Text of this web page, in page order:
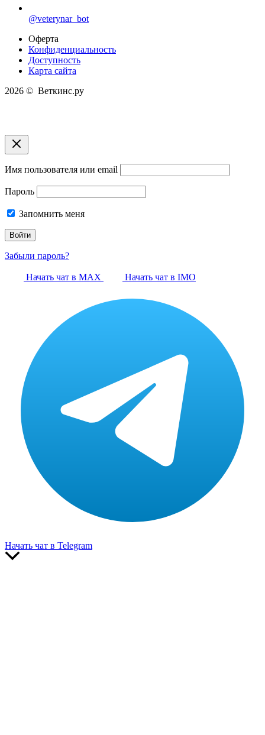
@veterynar_bot
Оферта
Конфиденциальность
Доступность
Карта сайта
2026 © Веткинс.ру
Имя пользователя или email
Пароль
Запомнить меня
Забыли пароль?
Начать чат в MAX Начать чат в IMO
Начать чат в Telegram